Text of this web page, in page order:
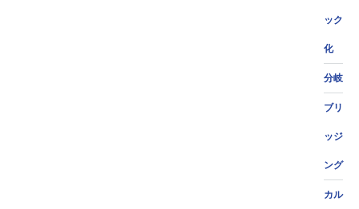
ック
化
分岐
ブリ
ッジ
ング
カル